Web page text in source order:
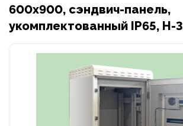
600х900, сэндвич-панель,
укомплектованный IP65, Н-3